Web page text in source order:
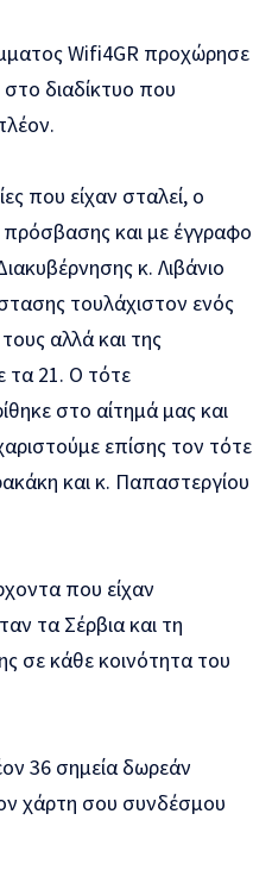
Wifi4GR προχώρησε
διαδίκτυο που
που είχαν σταλεί, ο
και με έγγραφο
κ. Λιβάνιο
τουλάχιστον ενός
αλλά και της
τα 21. Ο τότε
στο αίτημά μας και
επίσης τον τότε
και κ. Παπαστεργίου
που είχαν
τα Σέρβια και τη
σε κάθε κοινότητα του
36 σημεία δωρεάν
χάρτη σου συνδέσμου